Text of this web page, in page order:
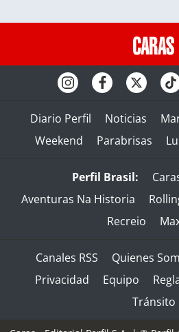
Diario Perfil Noticias
Weekend
Parabrisas
Perfil Brasil:
Aventuras Na Historia
Recreio
Canales RSS Quienes
Privacidad
Equipo
Tránsito